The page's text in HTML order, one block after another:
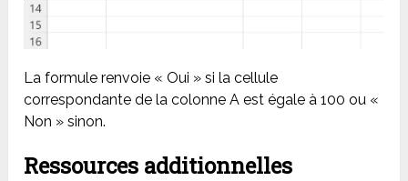
La formule renvoie « Oui » si la cellule
correspondante de la colonne A est égale à 100 ou «
Non » sinon.
Ressources additionnelles